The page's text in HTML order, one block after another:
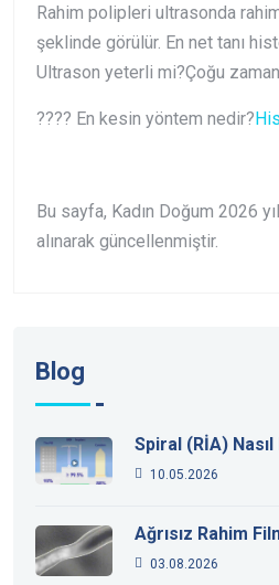
Rahim polipleri ultrasonda
şeklinde görülür. En net tanı
Ultrason yeterli mi?Çoğu
???? En kesin yöntem nedir?
Bu sayfa, Kadın Doğum 2026
alınarak güncellenmiştir.
Blog
Spiral (RİA)
10.05.2026
Ağrısız Rahim
03.08.2026